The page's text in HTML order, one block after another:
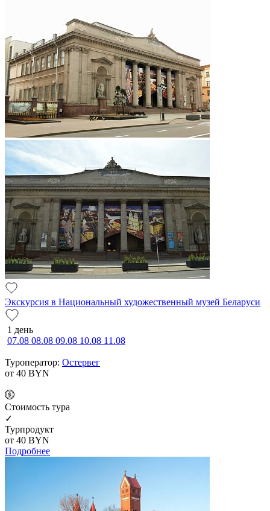
Экскурсия в Национальный художественный музей Беларуси
1 день
07.08 08.08 09.08 10.08 11.08
Туроператор: Остервег
от 40 BYN
Cтоимость тура
✓
Турпродукт
от 40 BYN
Подробнее